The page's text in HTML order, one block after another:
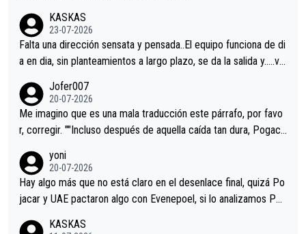
KASKAS
23-07-2026
Falta una dirección sensata y pensada..El equipo funciona de di
a en dia, sin planteamientos a largo plazo, se da la salida y…..ve
Minguez, Velez etc etc.Me da pena vivir estos momentos tan
tristes sin victorias.
Jofer007
20-07-2026
Me imagino que es una mala traducción este párrafo, por favo
r, corregir. ""Incluso después de aquella caída tan dura, Pogaca
permaneció pegado a su rueda. Parecía increíble la forma en l
a que era capaz de controlar el miedo", recordó."
yoni
20-07-2026
Hay algo más que no está claro en el desenlace final, quizá Po
jacar y UAE pactaron algo con Evenepoel, si lo analizamos Poj
KASKAS